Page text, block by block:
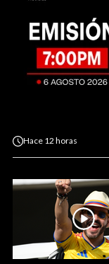
Hace 12 horas